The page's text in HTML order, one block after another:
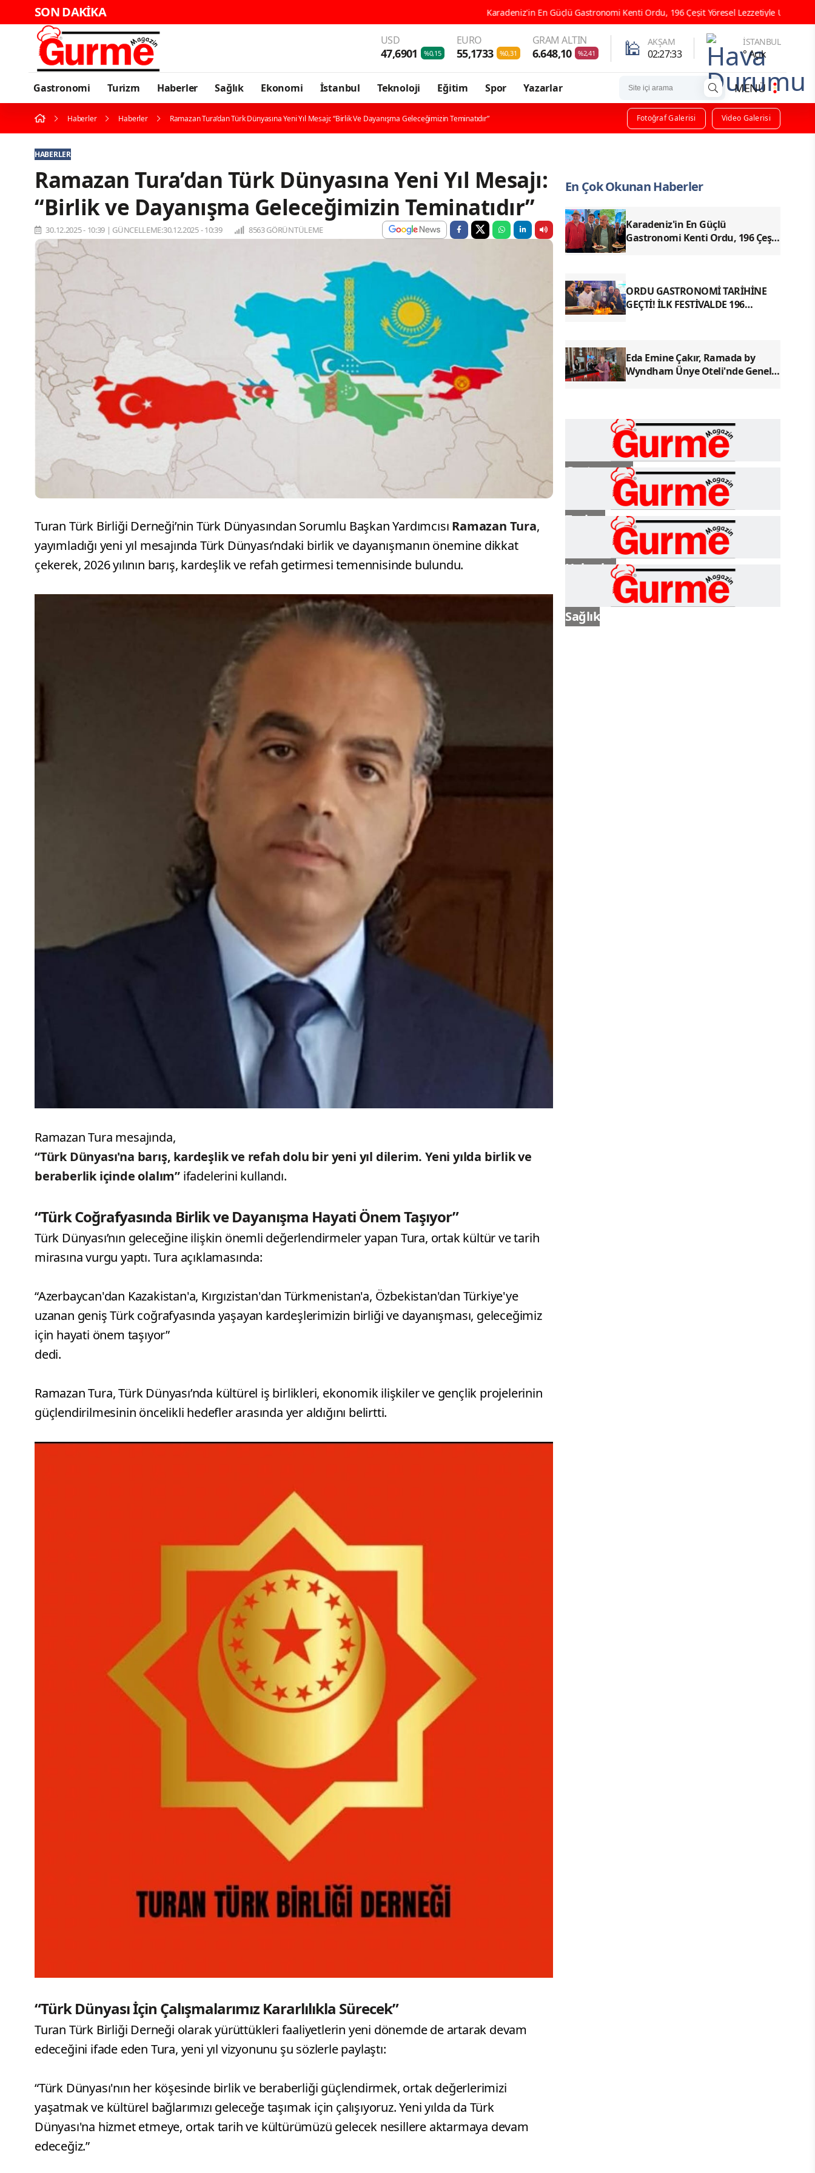
SON DAKİKA Karadeniz'in En Güçlü Gastronomi Kenti Ordu, 196 Çeşit Yöresel Lezzetiyle UNESCO Yolunda Emin
USD
47,6901 %0,15
EURO
55,1733 %0,31
GRAM ALTIN
6.648,10 %2,41 🕌 AKŞAM
02:27:32
İSTANBUL
° Açık
Gastronomi Turizm Haberler Sağlık Ekonomi İstanbul Teknoloji Eğitim Spor Yazarlar MENÜ
Haberler Haberler Ramazan Tura’dan Türk Dünyasına Yeni Yıl Mesajı: “Birlik Ve Dayanışma Geleceğimizin Teminatıdır” Fotoğraf Galerisi Video Galerisi
HABERLER
Ramazan Tura’dan Türk Dünyasına Yeni Yıl Mesajı:
“Birlik ve Dayanışma Geleceğimizin Teminatıdır”
30.12.2025 - 10:39 | GÜNCELLEME:30.12.2025 - 10:39 8563 GÖRÜNTÜLEME
Turan Türk Birliği Derneği’nin Türk Dünyasından Sorumlu Başkan Yardımcısı Ramazan Tura,
yayımladığı yeni yıl mesajında Türk Dünyası’ndaki birlik ve dayanışmanın önemine dikkat
çekerek, 2026 yılının barış, kardeşlik ve refah getirmesi temennisinde bulundu.
Ramazan Tura mesajında,
“Türk Dünyası'na barış, kardeşlik ve refah dolu bir yeni yıl dilerim. Yeni yılda birlik ve
beraberlik içinde olalım” ifadelerini kullandı.
“Türk Coğrafyasında Birlik ve Dayanışma Hayati Önem Taşıyor”
Türk Dünyası’nın geleceğine ilişkin önemli değerlendirmeler yapan Tura, ortak kültür ve tarih
mirasına vurgu yaptı. Tura açıklamasında:
“Azerbaycan'dan Kazakistan'a, Kırgızistan'dan Türkmenistan'a, Özbekistan'dan Türkiye'ye
uzanan geniş Türk coğrafyasında yaşayan kardeşlerimizin birliği ve dayanışması, geleceğimiz
için hayati önem taşıyor”
dedi.
Ramazan Tura, Türk Dünyası’nda kültürel iş birlikleri, ekonomik ilişkiler ve gençlik projelerinin
güçlendirilmesinin öncelikli hedefler arasında yer aldığını belirtti.
“Türk Dünyası İçin Çalışmalarımız Kararlılıkla Sürecek”
Turan Türk Birliği Derneği olarak yürüttükleri faaliyetlerin yeni dönemde de artarak devam
edeceğini ifade eden Tura, yeni yıl vizyonunu şu sözlerle paylaştı:
“Türk Dünyası'nın her köşesinde birlik ve beraberliği güçlendirmek, ortak değerlerimizi
yaşatmak ve kültürel bağlarımızı geleceğe taşımak için çalışıyoruz. Yeni yılda da Türk
Dünyası'na hizmet etmeye, ortak tarih ve kültürümüzü gelecek nesillere aktarmaya devam
edeceğiz.”
En Çok Okunan Haberler
Karadeniz'in En Güçlü
Gastronomi Kenti Ordu, 196 Çeşit
ORDU GASTRONOMİ TARİHİNE
GEÇTİ! İLK FESTİVALDE 196
Eda Emine Çakır, Ramada by
Wyndham Ünye Oteli'nde Genel
Gastronomi
Turizm
Haberler
Sağlık